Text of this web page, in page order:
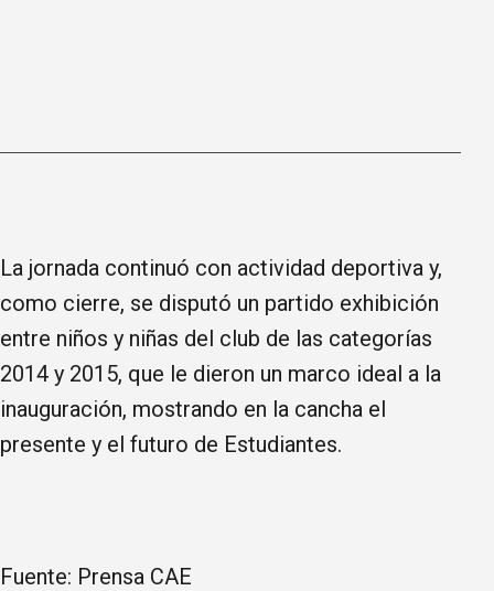
La jornada continuó con actividad deportiva y,
como cierre, se disputó un partido exhibición
entre niños y niñas del club de las categorías
2014 y 2015, que le dieron un marco ideal a la
inauguración, mostrando en la cancha el
presente y el futuro de Estudiantes.
Fuente: Prensa CAE